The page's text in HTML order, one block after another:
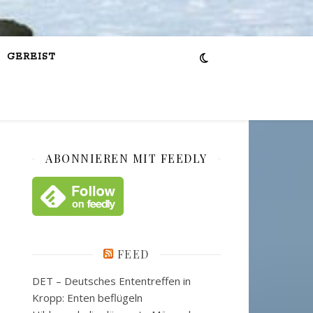
GEREIST
ABONNIEREN MIT FEEDLY
FEED
DET – Deutsches Ententreffen in
Kropp: Enten beflügeln